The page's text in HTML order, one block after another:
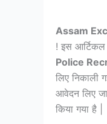
Assam
! इस
Police
लिए निकाली
आवेदन लिए
किया गया है |